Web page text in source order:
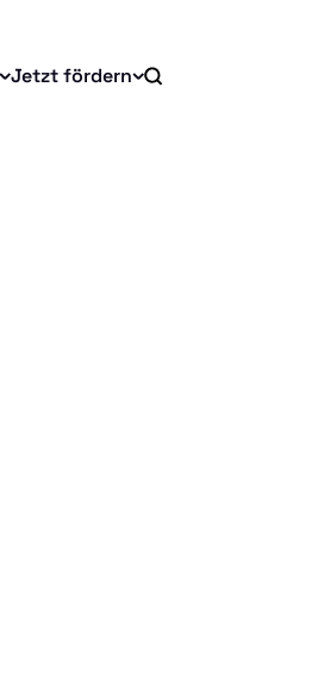
Jetzt fördern